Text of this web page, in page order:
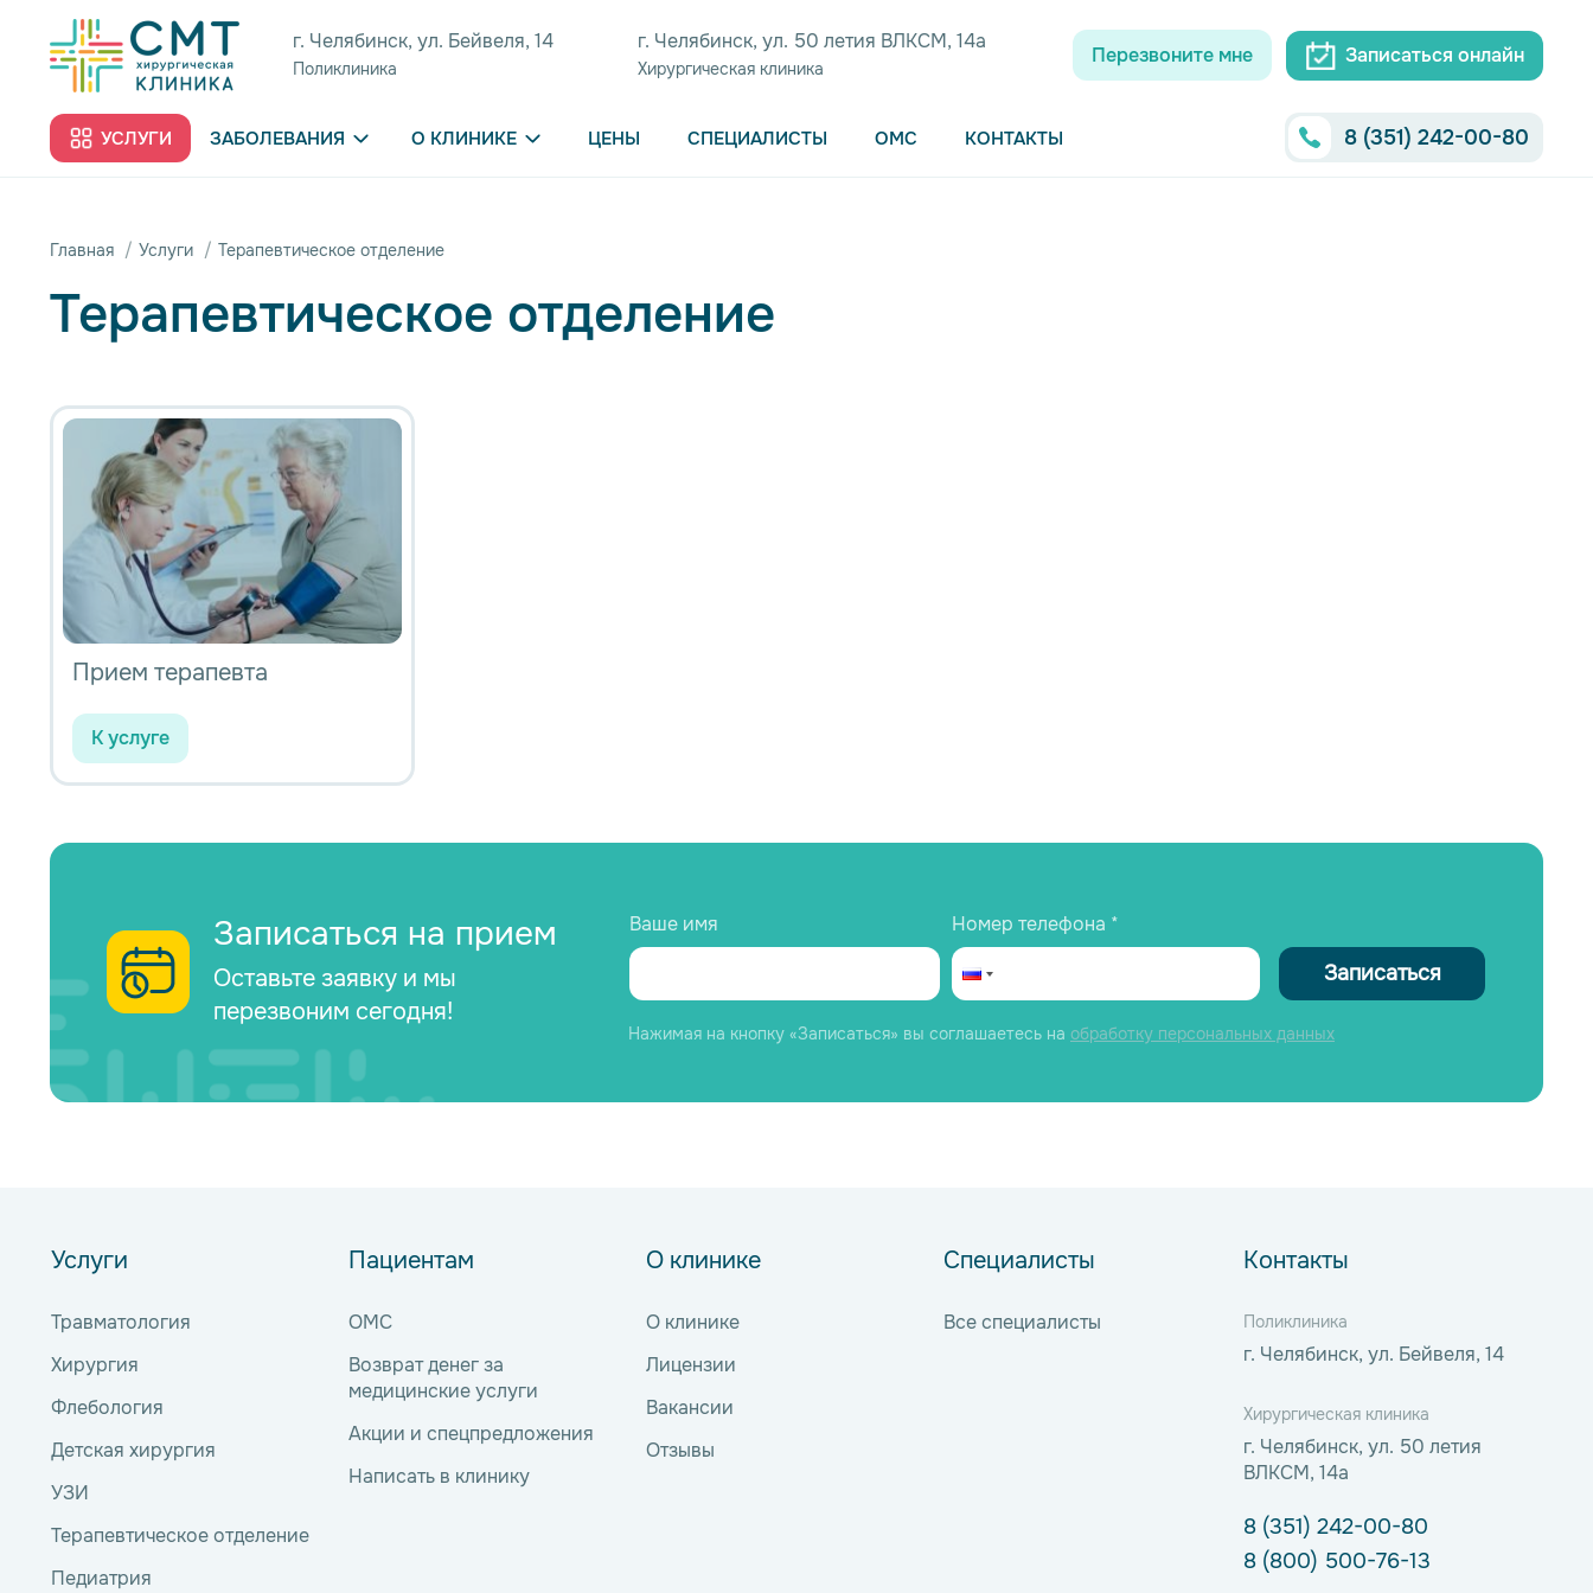
г. Челябинск, ул. Бейвеля, 14
Поликлиника
г. Челябинск, ул. 50 летия ВЛКСМ, 14а
Хирургическая клиника
Перезвоните мне Записаться онлайн
УСЛУГИ ЗАБОЛЕВАНИЯ О КЛИНИКЕ ЦЕНЫ СПЕЦИАЛИСТЫ ОМС КОНТАКТЫ 8 (351) 242-00-80
Главная / Услуги / Терапевтическое отделение
Терапевтическое отделение
Прием терапевта
К услуге
Записаться на прием
Оставьте заявку и мы
перезвоним сегодня!
Ваше имя Номер телефона *
Записаться
Нажимая на кнопку «Записаться» вы соглашаетесь на обработку персональных данных
Услуги
Травматология
Хирургия
Флебология
Детская хирургия
УЗИ
Терапевтическое отделение
Педиатрия
Пациентам
ОМС
Возврат денег за
медицинские услуги
Акции и спецпредложения
Написать в клинику
О клинике
О клинике
Лицензии
Вакансии
Отзывы
Специалисты
Все специалисты
Контакты
Поликлиника
г. Челябинск, ул. Бейвеля, 14
Хирургическая клиника
г. Челябинск, ул. 50 летия
ВЛКСМ, 14а
8 (351) 242-00-80
8 (800) 500-76-13